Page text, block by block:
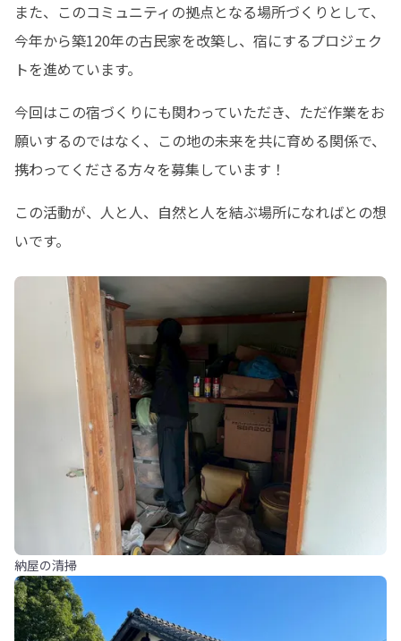
また、このコミュニティの拠点となる場所づくりとして、
今年から築120年の古民家を改築し、宿にするプロジェク
トを進めています。
今回はこの宿づくりにも関わっていただき、ただ作業をお
願いするのではなく、この地の未来を共に育める関係で、
携わってくださる方々を募集しています！
この活動が、人と人、自然と人を結ぶ場所になればとの想
いです。
納屋の清掃